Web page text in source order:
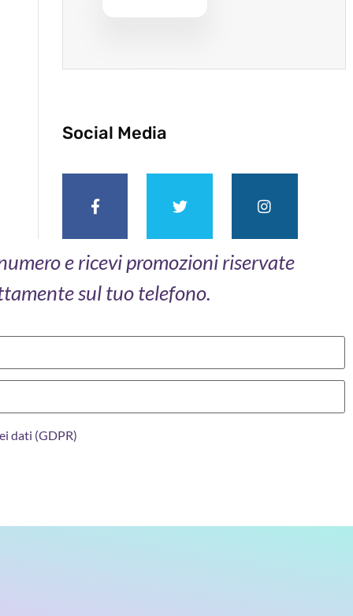
Social Media
e ricevi promozioni riservate
sul tuo telefono.
dati (GDPR)